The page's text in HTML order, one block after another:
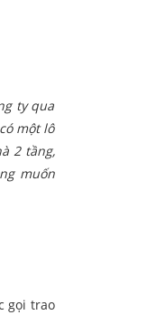
ty qua
một lô
2 tầng,
muốn
gọi trao